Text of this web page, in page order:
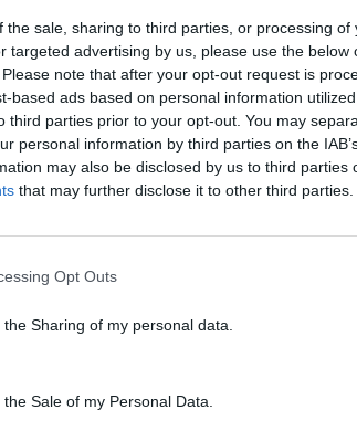
the sale, sharing to third parties, or processing of
targeted advertising by us, please use the below
note that after your opt-out request is
based ads based on personal information
third parties prior to your opt-out. You may
personal information by third parties on the
may also be disclosed by us to third parties
that may further disclose it to other third parties.
Opt Outs
Sharing of my personal data.
Sale of my Personal Data.